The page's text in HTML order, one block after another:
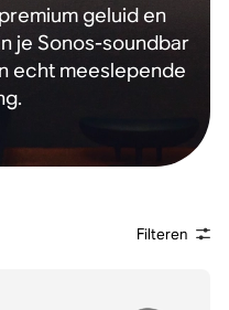
geluid en
je Sonos-soundbar
echt meeslepende
Filteren